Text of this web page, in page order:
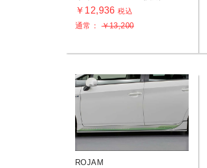
￥12,936税込
通常：￥13,200
ROJAM